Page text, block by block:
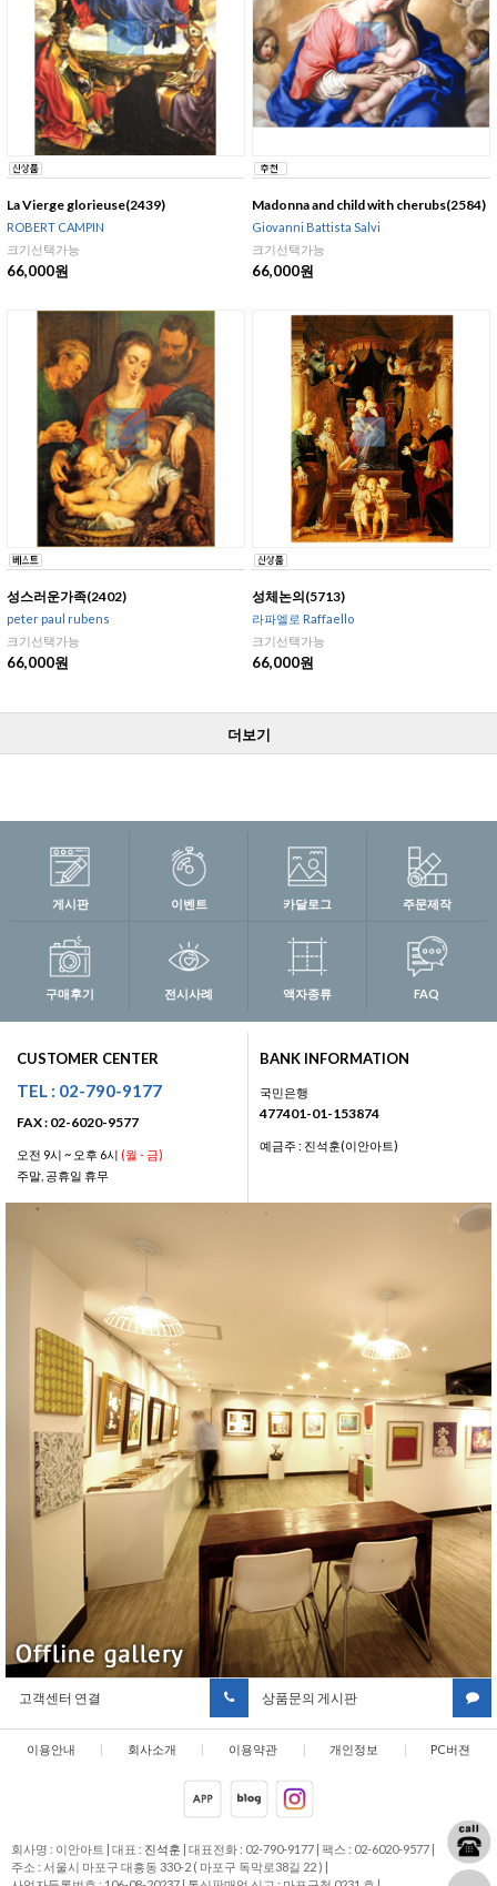
La Vierge glorieuse(2439)
ROBERT CAMPIN
크기선택가능
66,000원
Madonna and child with cherubs(2584)
Giovanni Battista Salvi
크기선택가능
66,000원
성스러운가족(2402)
peter paul rubens
크기선택가능
66,000원
성체논의(5713)
라파엘로 Raffaello
크기선택가능
66,000원
더보기
게시판 이벤트 카달로그 주문제작
구매후기 전시사례 액자종류 FAQ
CUSTOMER CENTER
TEL : 02-790-9177
FAX : 02-6020-9577
오전 9시 ~ 오후 6시 (월 - 금)
주말, 공휴일 휴무
BANK INFORMATION
국민은행
477401-01-153874
예금주 : 진석훈(이안아트)
고객센터 연결 상품문의 게시판
이용안내 | 회사소개 | 이용약관 | 개인정보 | PC버젼
회사명 : 이안아트 | 대표 : 진석훈 | 대표전화 : 02-790-9177 | 팩스 : 02-6020-9577 |
주소 : 서울시 마포구 대흥동 330-2 ( 마포구 독막로38길 22 ) |